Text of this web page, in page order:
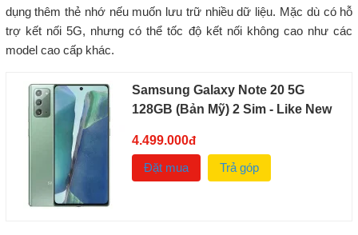
dụng thêm thẻ nhớ nếu muốn lưu trữ nhiều dữ liệu. Mặc dù có hỗ
trợ kết nối 5G, nhưng có thể tốc độ kết nối không cao như các
model cao cấp khác.
Samsung Galaxy Note 20 5G
128GB (Bản Mỹ) 2 Sim - Like New
4.499.000đ
Đặt mua
Trả góp